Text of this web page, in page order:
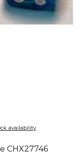
availability
CHX27746